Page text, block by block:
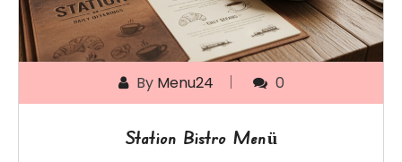
By Menu24 0
Station Bistro Menü